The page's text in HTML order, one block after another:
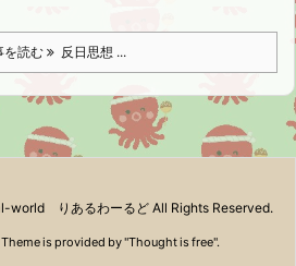
を読む 反日思想 ...
world りあるわーるどAll Rights Reserved.
is provided by "Thought is free".